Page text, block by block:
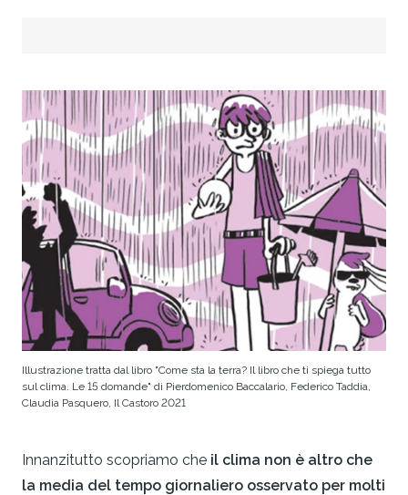
Illustrazione tratta dal libro "Come sta la terra? Il libro che ti spiega tutto
sul clima. Le 15 domande" di Pierdomenico Baccalario, Federico Taddia,
Claudia Pasquero, Il Castoro 2021
Innanzitutto scopriamo che il clima non è altro che
la media del tempo giornaliero osservato per molti